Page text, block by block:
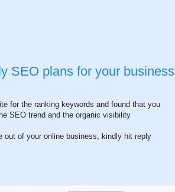
SEO plans for your business
for the ranking keywords and found that you
SEO trend and the organic visibility
out of your online business, kindly hit reply